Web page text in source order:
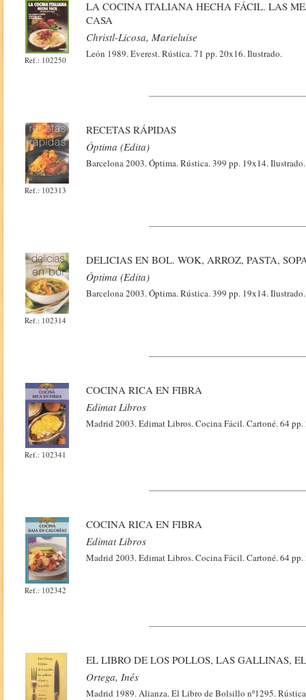
Ref.: 102250
LA COCINA ITALIANA HECHA FÁCIL. LAS
CASA
Christl-Licosa, Marieluise
León 1989. Everest. Rústica. 71 pp. 20x16. Ilustrado.
Ref.: 102313
RECETAS RÁPIDAS
Óptima (Edita)
Barcelona 2003. Óptima. Rústica. 399 pp. 19x14. Ilustrado.
Ref.: 102314
DELICIAS EN BOL. WOK, ARROZ, PASTA,
Óptima (Edita)
Barcelona 2003. Óptima. Rústica. 399 pp. 19x14. Ilustrado.
Ref.: 102341
COCINA RICA EN FIBRA
Edimat Libros
Madrid 2003. Edimat Libros. Cocina Fácil. Cartoné. 64
Ref.: 102342
COCINA RICA EN FIBRA
Edimat Libros
Madrid 2003. Edimat Libros. Cocina Fácil. Cartoné. 64
EL LIBRO DE LOS POLLOS, LAS GALLINAS,
Ortega, Inés
Madrid 1989. Alianza. El Libro de Bolsillo nº1295.